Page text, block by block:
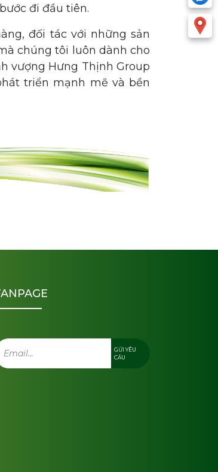
đi đầu tiên.
đối tác với những sản
chúng tôi luôn dành cho
vượng Hưng Thịnh Group
triển mạnh mẽ và bền
GỬI YÊU
CẦU